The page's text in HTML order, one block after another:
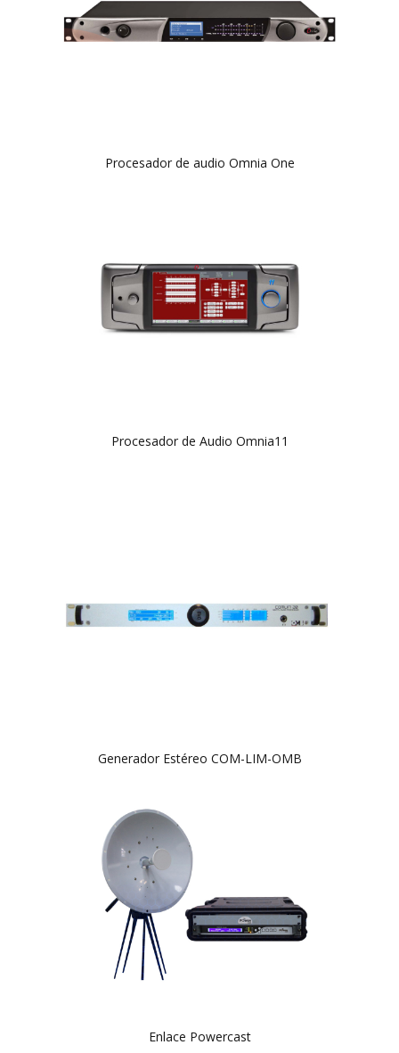
Procesador de audio Omnia One
Procesador de Audio Omnia11
Generador Estéreo COM-LIM-OMB
Enlace Powercast